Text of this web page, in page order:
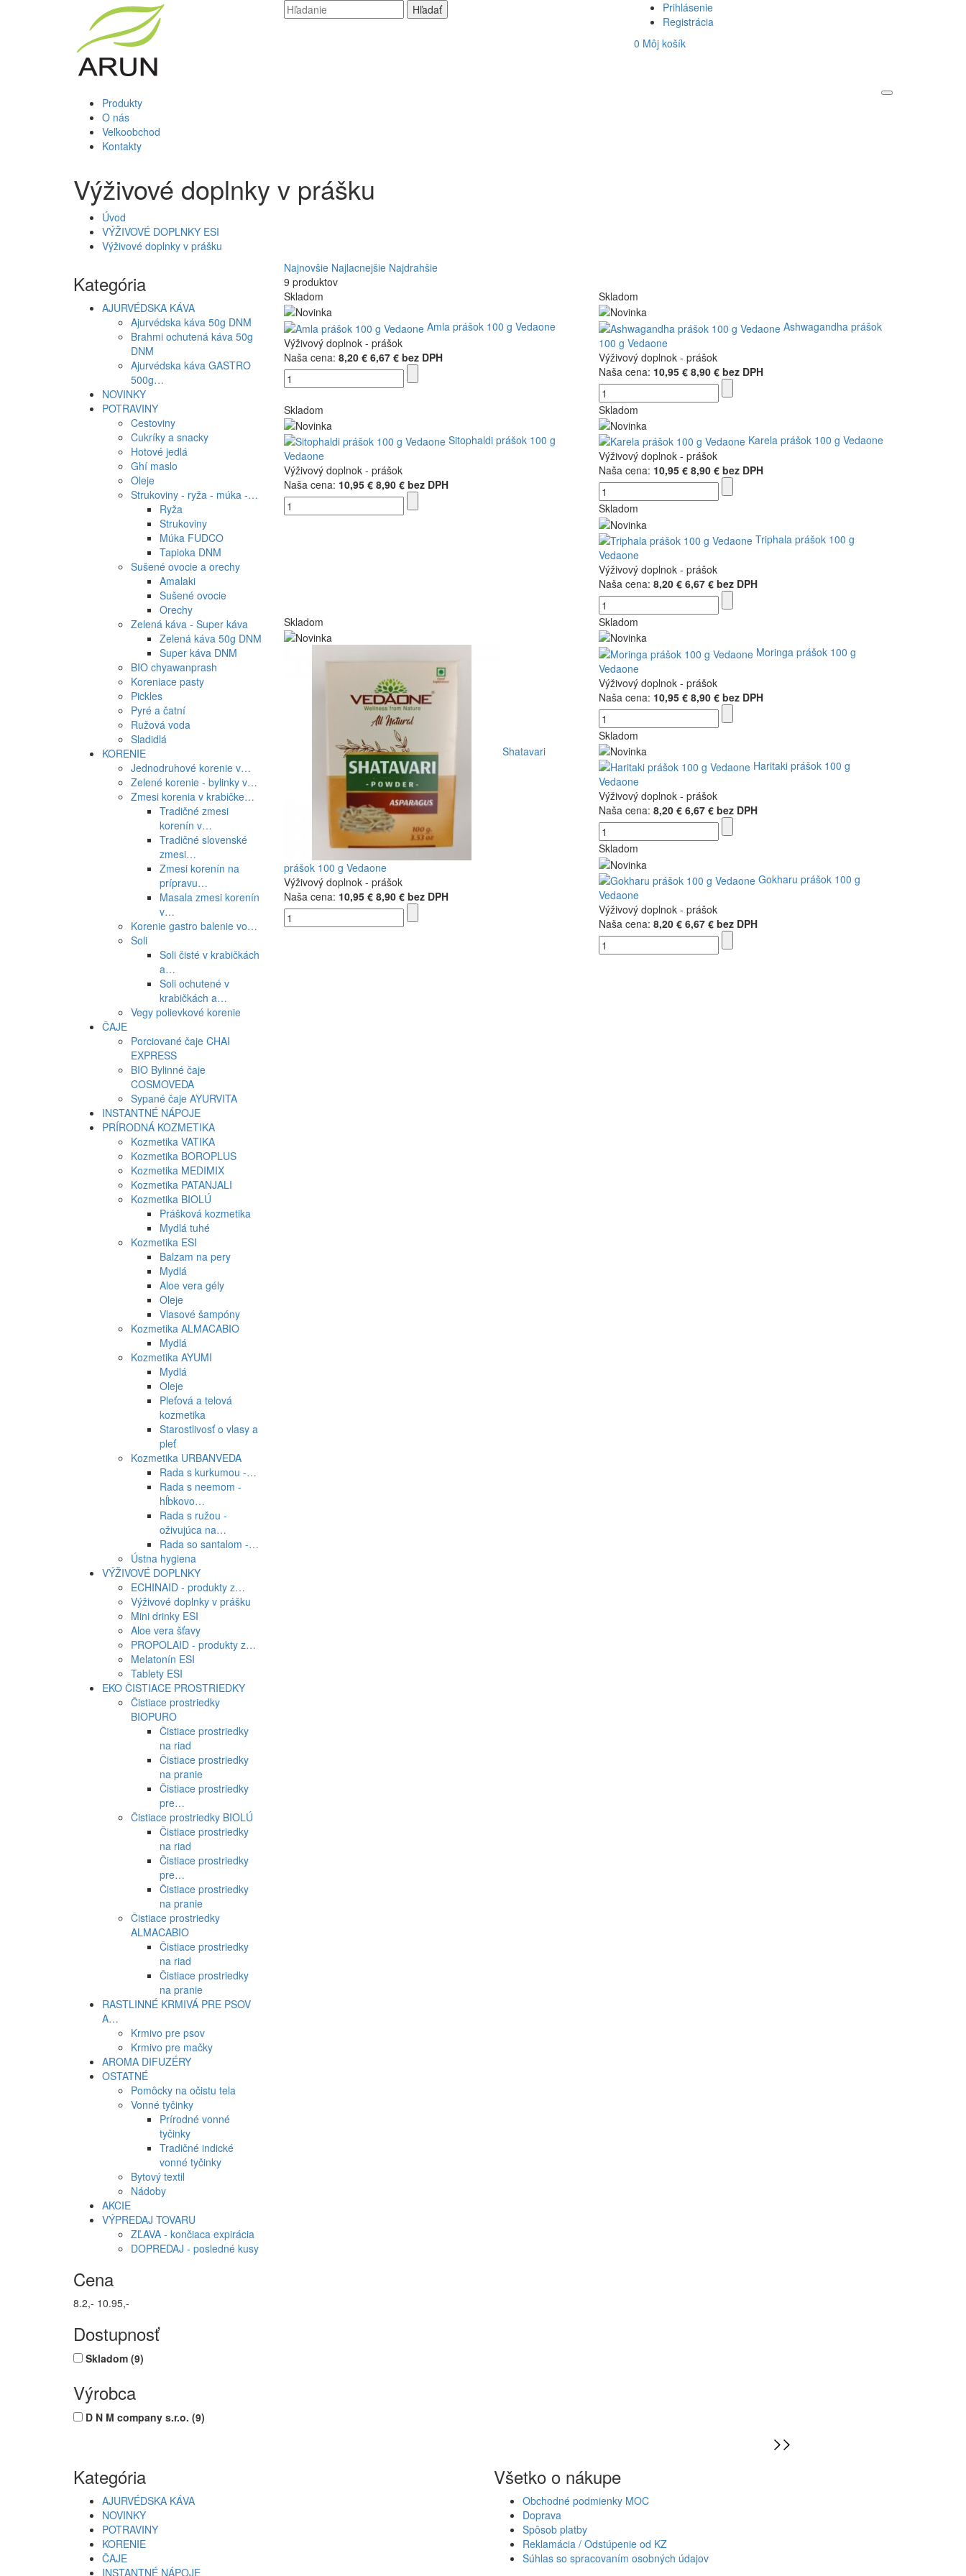
Prihlásenie
Registrácia
0 Môj košík
Produkty
O nás
Veľkoobchod
Kontakty
Výživové doplnky v prášku
Úvod
VÝŽIVOVÉ DOPLNKY ESI
Výživové doplnky v prášku
Kategória
AJURVÉDSKA KÁVA
Ajurvédska káva 50g DNM
Brahmi ochutená káva 50g
DNM
Ajurvédska káva GASTRO
500g…
NOVINKY
POTRAVINY
Cestoviny
Cukríky a snacky
Hotové jedlá
Ghí maslo
Oleje
Strukoviny - ryža - múka -…
Ryža
Strukoviny
Múka FUDCO
Tapioka DNM
Sušené ovocie a orechy
Amalaki
Sušené ovocie
Orechy
Zelená káva - Super káva
Zelená káva 50g DNM
Super káva DNM
BIO chyawanprash
Koreniace pasty
Pickles
Pyré a čatní
Ružová voda
Sladidlá
KORENIE
Jednodruhové korenie v…
Zelené korenie - bylinky v…
Zmesi korenia v krabičke…
Tradičné zmesi
korenín v…
Tradičné slovenské
zmesi…
Zmesi korenín na
prípravu…
Masala zmesi korenín
v…
Korenie gastro balenie vo…
Soli
Soli čisté v krabičkách
a…
Soli ochutené v
krabičkách a…
Vegy polievkové korenie
ČAJE
Porciované čaje CHAI
EXPRESS
BIO Bylinné čaje
COSMOVEDA
Sypané čaje AYURVITA
INSTANTNÉ NÁPOJE
PRÍRODNÁ KOZMETIKA
Kozmetika VATIKA
Kozmetika BOROPLUS
Kozmetika MEDIMIX
Kozmetika PATANJALI
Kozmetika BIOLÚ
Prášková kozmetika
Mydlá tuhé
Kozmetika ESI
Balzam na pery
Mydlá
Aloe vera gély
Oleje
Vlasové šampóny
Kozmetika ALMACABIO
Mydlá
Kozmetika AYUMI
Mydlá
Oleje
Pleťová a telová
kozmetika
Starostlivosť o vlasy a
pleť
Kozmetika URBANVEDA
Rada s kurkumou -…
Rada s neemom -
hĺbkovo…
Rada s ružou -
oživujúca na…
Rada so santalom -…
Ústna hygiena
VÝŽIVOVÉ DOPLNKY
ECHINAID - produkty z…
Výživové doplnky v prášku
Mini drinky ESI
Aloe vera šťavy
PROPOLAID - produkty z…
Melatonín ESI
Tablety ESI
EKO ČISTIACE PROSTRIEDKY
Čistiace prostriedky
BIOPURO
Čistiace prostriedky
na riad
Čistiace prostriedky
na pranie
Čistiace prostriedky
pre…
Čistiace prostriedky BIOLÚ
Čistiace prostriedky
na riad
Čistiace prostriedky
pre…
Čistiace prostriedky
na pranie
Čistiace prostriedky
ALMACABIO
Čistiace prostriedky
na riad
Čistiace prostriedky
na pranie
RASTLINNÉ KRMIVÁ PRE PSOV
A…
Krmivo pre psov
Krmivo pre mačky
AROMA DIFUZÉRY
OSTATNÉ
Pomôcky na očistu tela
Vonné tyčinky
Prírodné vonné
tyčinky
Tradičné indické
vonné tyčinky
Bytový textil
Nádoby
AKCIE
VÝPREDAJ TOVARU
ZĽAVA - končiaca expirácia
DOPREDAJ - posledné kusy
Cena
8.2,- 10.95,-
Dostupnosť
Skladom (9)
Výrobca
D N M company s.r.o. (9)
Najnovšie Najlacnejšie Najdrahšie
9 produktov
Skladom
Amla prášok 100 g Vedaone
Výživový doplnok - prášok
Naša cena: 8,20 € 6,67 € bez DPH
Skladom
Ashwagandha prášok
100 g Vedaone
Výživový doplnok - prášok
Naša cena: 10,95 €8,90 € bez DPH
Skladom
Sitophaldi prášok 100 g
Vedaone
Výživový doplnok - prášok
Naša cena: 10,95 € 8,90 € bez DPH
Skladom
Karela prášok 100 g Vedaone
Výživový doplnok - prášok
Naša cena: 10,95 €8,90 € bez DPH
Skladom
Triphala prášok 100 g
Vedaone
Výživový doplnok - prášok
Naša cena:8,20 €6,67 € bez DPH
Skladom
Shatavari
prášok 100 g Vedaone
Výživový doplnok - prášok
Naša cena: 10,95 € 8,90 € bez DPH
Skladom
Moringa prášok 100 g
Vedaone
Výživový doplnok - prášok
Naša cena: 10,95 €8,90 € bez DPH
Skladom
Haritaki prášok 100 g
Vedaone
Výživový doplnok - prášok
Naša cena:8,20 €6,67 € bez DPH
Skladom
Gokharu prášok 100 g
Vedaone
Výživový doplnok - prášok
Naša cena:8,20 €6,67 € bez DPH
Kategória
AJURVÉDSKA KÁVA
NOVINKY
POTRAVINY
KORENIE
ČAJE
INSTANTNÉ NÁPOJE
Všetko o nákupe
Obchodné podmienky MOC
Doprava
Spôsob platby
Reklamácia / Odstúpenie od KZ
Súhlas so spracovaním osobných údajov